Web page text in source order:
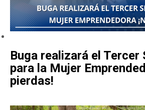
Buga realizará el Tercer
para la Mujer
pierdas!